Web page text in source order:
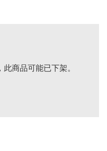
商品可能已下架。